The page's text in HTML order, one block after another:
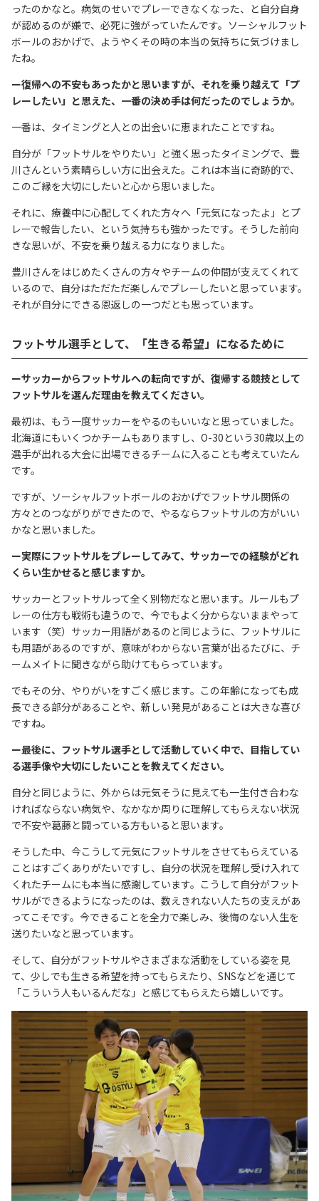
ったのかなと。病気のせいでプレーできなくなった、と自分自身
が認めるのが嫌で、必死に強がっていたんです。ソーシャルフット
ボールのおかげで、ようやくその時の本当の気持ちに気づけまし
たね。
ー復帰への不安もあったかと思いますが、それを乗り越えて「プ
レーしたい」と思えた、一番の決め手は何だったのでしょうか。
一番は、タイミングと人との出会いに恵まれたことですね。
自分が「フットサルをやりたい」と強く思ったタイミングで、豊
川さんという素晴らしい方に出会えた。これは本当に奇跡的で、
このご縁を大切にしたいと心から思いました。
それに、療養中に心配してくれた方々へ「元気になったよ」とプ
レーで報告したい、という気持ちも強かったです。そうした前向
きな思いが、不安を乗り越える力になりました。
豊川さんをはじめたくさんの方々やチームの仲間が支えてくれて
いるので、自分はただただ楽しんでプレーしたいと思っています。
それが自分にできる恩返しの一つだとも思っています。
フットサル選手として、「生きる希望」になるために
ーサッカーからフットサルへの転向ですが、復帰する競技として
フットサルを選んだ理由を教えてください。
最初は、もう一度サッカーをやるのもいいなと思っていました。
北海道にもいくつかチームもありますし、O-30という30歳以上の
選手が出れる大会に出場できるチームに入ることも考えていたん
です。
ですが、ソーシャルフットボールのおかげでフットサル関係の
方々とのつながりができたので、やるならフットサルの方がいい
かなと思いました。
ー実際にフットサルをプレーしてみて、サッカーでの経験がどれ
くらい生かせると感じますか。
サッカーとフットサルって全く別物だなと思います。ルールもプ
レーの仕方も戦術も違うので、今でもよく分からないままやって
います（笑）サッカー用語があるのと同じように、フットサルに
も用語があるのですが、意味がわからない言葉が出るたびに、チ
ームメイトに聞きながら助けてもらっています。
でもその分、やりがいをすごく感じます。この年齢になっても成
長できる部分があることや、新しい発見があることは大きな喜び
ですね。
ー最後に、フットサル選手として活動していく中で、目指してい
る選手像や大切にしたいことを教えてください。
自分と同じように、外からは元気そうに見えても一生付き合わな
ければならない病気や、なかなか周りに理解してもらえない状況
で不安や葛藤と闘っている方もいると思います。
そうした中、今こうして元気にフットサルをさせてもらえている
ことはすごくありがたいですし、自分の状況を理解し受け入れて
くれたチームにも本当に感謝しています。こうして自分がフット
サルができるようになったのは、数えきれない人たちの支えがあ
ってこそです。今できることを全力で楽しみ、後悔のない人生を
送りたいなと思っています。
そして、自分がフットサルやさまざまな活動をしている姿を見
て、少しでも生きる希望を持ってもらえたり、SNSなどを通じて
「こういう人もいるんだな」と感じてもらえたら嬉しいです。